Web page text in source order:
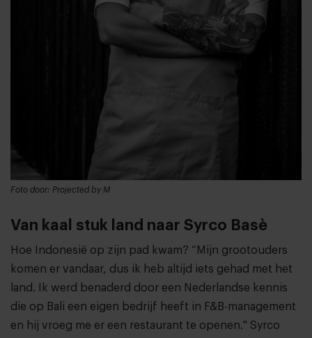
Foto door: Projected by M
Van kaal stuk land naar Syrco Basè
Hoe Indonesië op zijn pad kwam? “Mijn grootouders
komen er vandaar, dus ik heb altijd iets gehad met het
land. Ik werd benaderd door een Nederlandse kennis
die op Bali een eigen bedrijf heeft in F&B-management
en hij vroeg me er een restaurant te openen." Syrco